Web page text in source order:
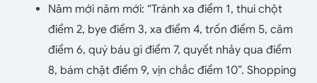
Năm mới năm mới: “Tránh xa điểm 1, thui chột
điểm 2, bye điểm 3, xa điểm 4, trốn điểm 5, căm
điểm 6, quý báu gì điểm 7, quyết nhảy qua điểm
8, bám chặt điểm 9, vịn chắc điểm 10”. Shopping